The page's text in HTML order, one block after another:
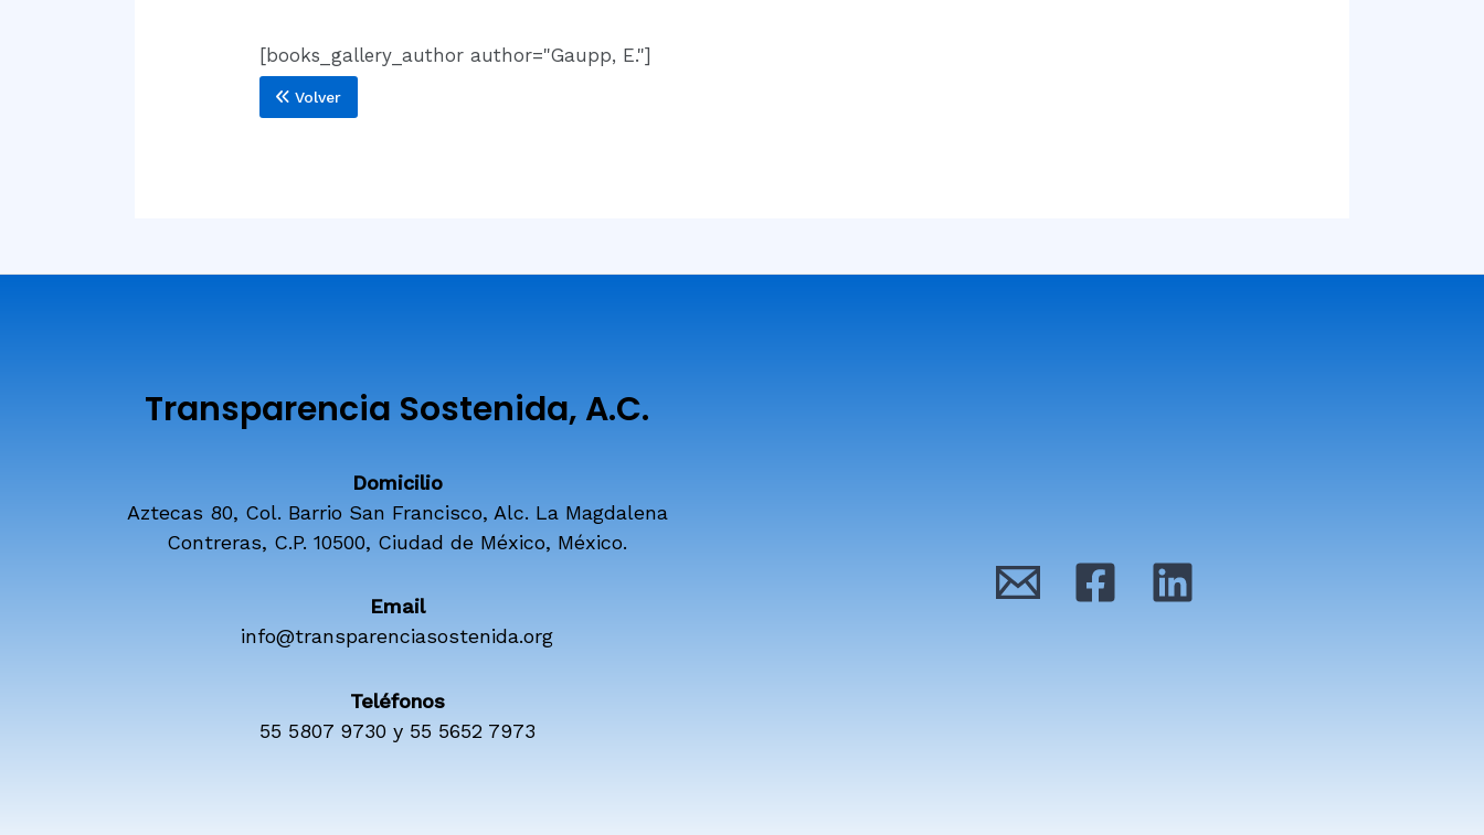
[books_gallery_author author="Gaupp, E."]
Volver
Transparencia Sostenida, A.C.
Domicilio
Aztecas 80, Col. Barrio San Francisco, Alc. La Magdalena
Contreras, C.P. 10500, Ciudad de México, México.
Email
info@transparenciasostenida.org
Teléfonos
55 5807 9730 y 55 5652 7973